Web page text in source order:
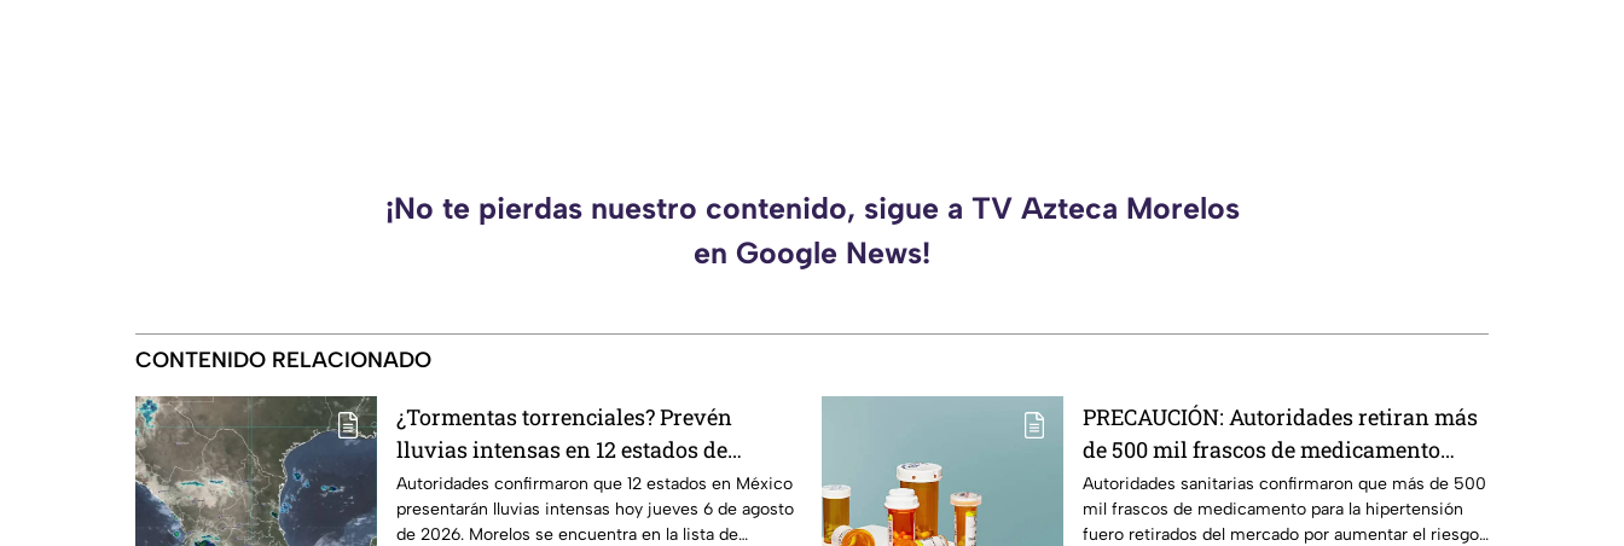
¡No te pierdas nuestro contenido, sigue a TV Azteca Morelos
en Google News!
CONTENIDO RELACIONADO
¿Tormentas torrenciales? Prevén
lluvias intensas en 12 estados de
México HOY; Morelos se encuentra en
la lista
Autoridades confirmaron que 12 estados en México
presentarán lluvias intensas hoy jueves 6 de agosto
de 2026. Morelos se encuentra en la lista de
PRECAUCIÓN: Autoridades retiran más
de 500 mil frascos de medicamento
para la presión arterial que podría
desarrollar cáncer
Autoridades sanitarias confirmaron que más de 500
mil frascos de medicamento para la hipertensión
fuero retirados del mercado por aumentar el riesgo